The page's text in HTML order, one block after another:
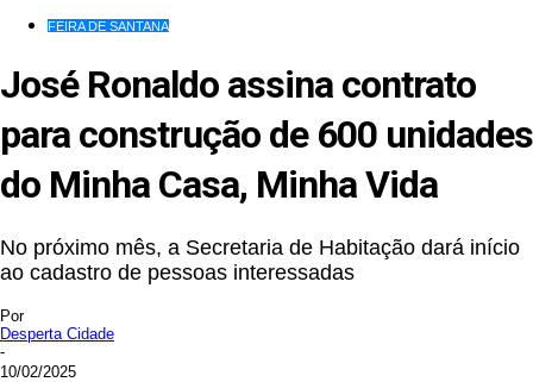
FEIRA DE SANTANA
José Ronaldo assina contrato
para construção de 600 unidades
do Minha Casa, Minha Vida
No próximo mês, a Secretaria de Habitação dará início
ao cadastro de pessoas interessadas
Por
Desperta Cidade
-
10/02/2025